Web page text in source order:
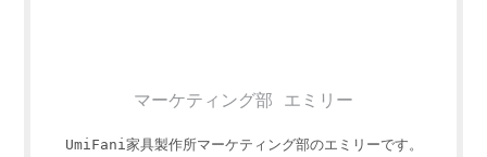
マーケティング部 エミリー
UmiFani家具製作所マーケティング部のエミリーです。